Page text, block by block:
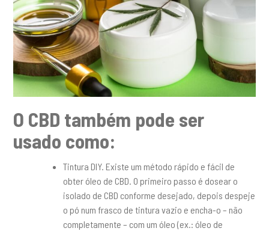
O CBD também pode ser
usado como:
Tintura DIY. Existe um método rápido e fácil de
obter óleo de CBD. O primeiro passo é dosear o
isolado de CBD conforme desejado, depois despeje
o pó num frasco de tintura vazio e encha-o – não
completamente – com um óleo (ex.: óleo de